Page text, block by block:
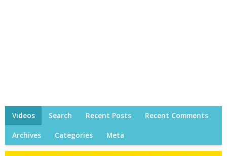
Videos Search Recent Posts Recent Comments
Archives Categories Meta